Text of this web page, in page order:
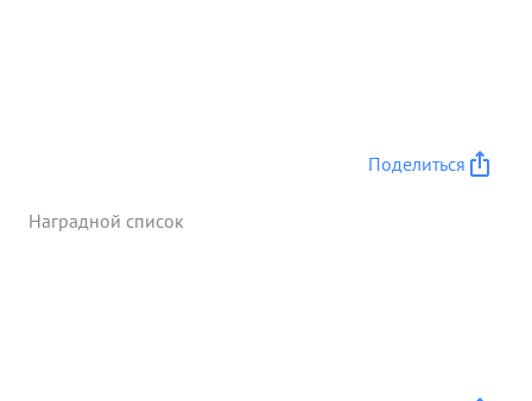
Поделиться
Наградной список